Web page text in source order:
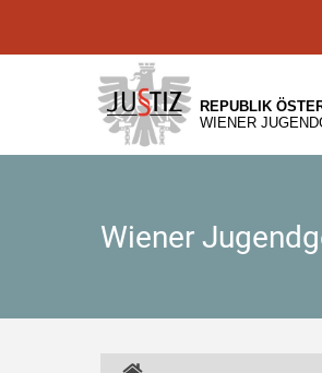
[1]
[2]
[3]
REPUBLIK
WIENER
Wiener